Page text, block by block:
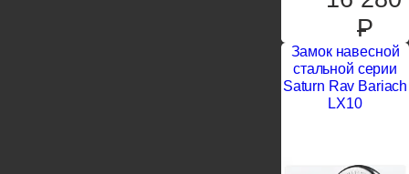
P
Замок навесной
стальной серии
Saturn Rav Bariach
LX10